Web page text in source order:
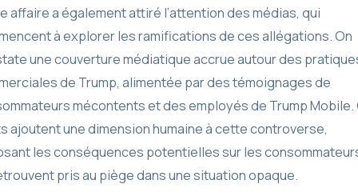
affaire a également attiré l’attention des médias, qui
à explorer les ramifications de ces allégations. On
une couverture médiatique accrue autour des
de Trump, alimentée par des témoignages de
mécontents et des employés de Trump Mobile.
ajoutent une dimension humaine à cette controverse,
les conséquences potentielles sur les
pris au piège dans une situation opaque.